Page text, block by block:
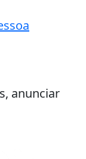
anunciar